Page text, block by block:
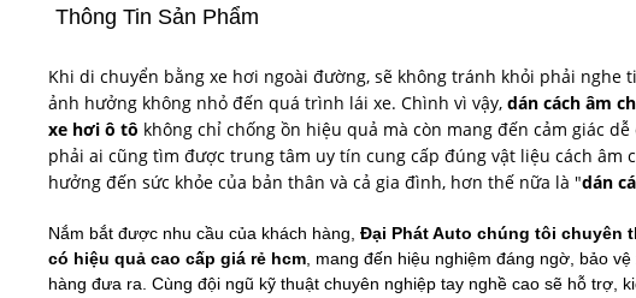
Thông Tin Sản Phẩm
Khi di chuyển bằng xe hơi ngoài đường, sẽ không tránh khỏi phải
ảnh hưởng không nhỏ đến quá trình lái xe. Chình vì vậy,dán cách âm
xe hơi ô tô không chỉ chống ồn hiệu quả mà còn mang đến cảm giác
phải ai cũng tìm được trung tâm uy tín cung cấp đúng vật liệu cách
hưởng đến sức khỏe của bản thân và cả gia đình, hơn thế nữa là "dán
Nắm bắt được nhu cầu của khách hàng,Đại Phát Auto chúng tôi chuyên
có hiệu quả cao cấp giá rẻ​ hcm , mang đến hiệu nghiệm đáng ngờ, bảo
hàng đưa ra. Cùng đội ngũ kỹ thuật chuyên nghiệp tay nghề cao sẽ hỗ trợ,